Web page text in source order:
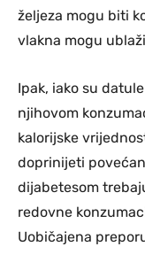
željeza mogu biti
vlakna mogu
Ipak, iako su
njihovom
kalorijske
doprinijeti
dijabetesom
redovne
Uobičajena